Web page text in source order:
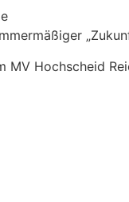
MV Hochscheid